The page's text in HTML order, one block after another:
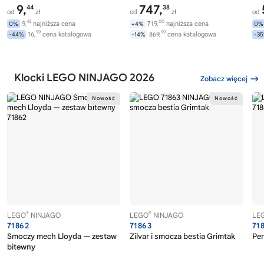
od 9,44
zł
0% 9,43 najniższa cena
-44% 16,99 cena katalogowa
od 747,38
zł
+4% 719,00 najniższa cena
-14% 869,99 cena katalogowa
od
0%
-
Klocki LEGO NINJAGO 2026 Zobacz więcej
LEGO® NINJAGO
71862
Smoczy mech Lloyda — zestaw
bitewny
LEGO® NINJAGO
71863
Zilvar i smocza bestia Grimtak